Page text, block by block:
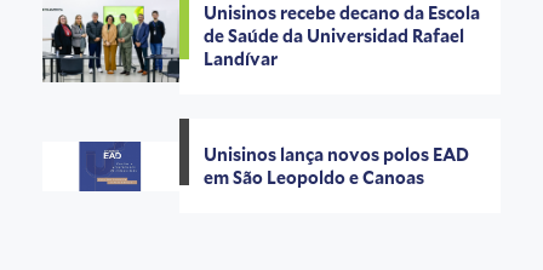
Unisinos recebe decano da Escola
de Saúde da Universidad Rafael
Landívar
Unisinos lança novos polos EAD
em São Leopoldo e Canoas